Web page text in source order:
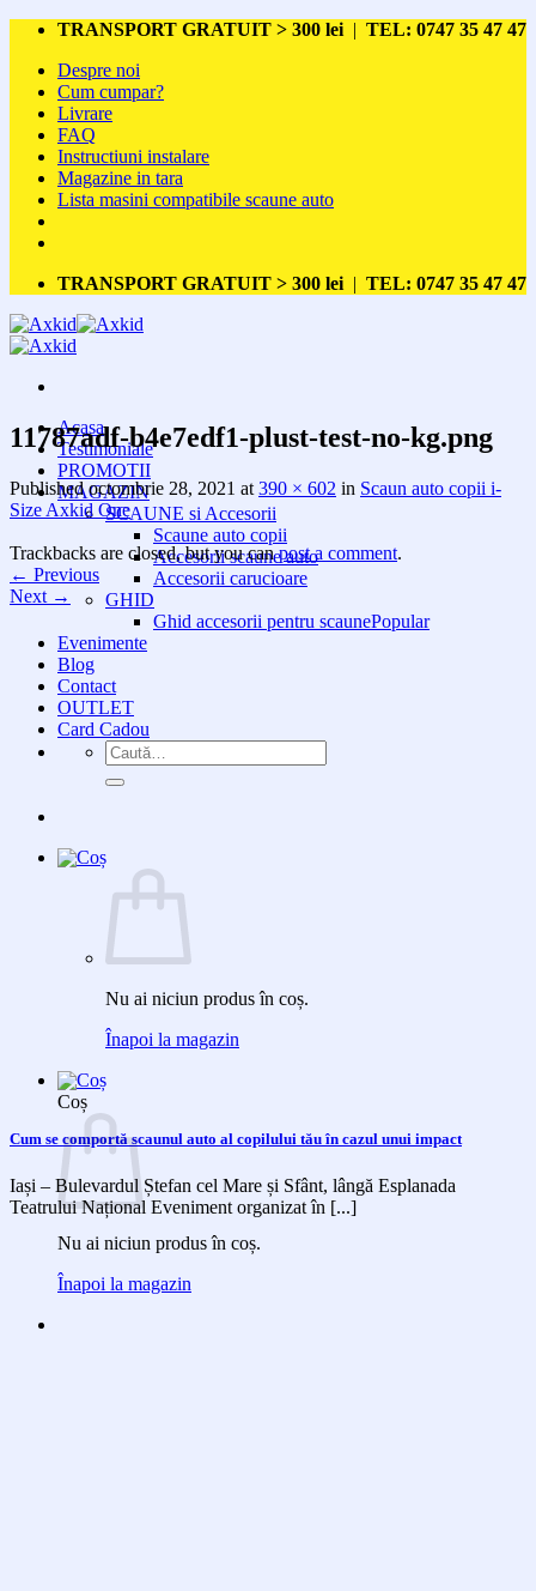
Skip
content
TRANSPORT GRATUIT > 300 lei | TEL: 0747 35 47 47
Despre noi
Cum cumpar?
Livrare
FAQ
Instructiuni instalare
Magazine in tara
Lista masini compatibile scaune auto
TRANSPORT GRATUIT > 300 lei | TEL: 0747 35 47 47
Acasa
Testimoniale
PROMOTII
MAGAZIN
SCAUNE si Accesorii
Scaune auto copii
Accesorii scaune auto
Accesorii carucioare
GHID
Ghid accesorii pentru scaune
Evenimente
Blog
Contact
OUTLET
Card Cadou
Caută
după:
Nu ai niciun produs în coș.
Înapoi la magazin
Coș
Nu ai niciun produs în coș.
Înapoi la magazin
11787adf-b4e7edf1-plust-test-no-kg.png
Publishedoctombrie 28, 2021 at 390 × 602 in Scaun auto copii i-
Size Axkid One
Trackbacks are closed, but you canpost a comment.
← Previous
Next →
Cum se comportă scaunul auto al copilului tău în cazul unui impact
Iași – Bulevardul Ștefan cel Mare și Sfânt, lângă Esplanada
Teatrului Național Eveniment organizat în [...]